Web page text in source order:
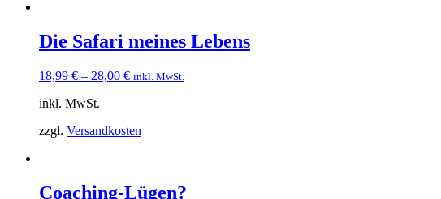
Die Safari meines Lebens
18,99 € – 28,00 € inkl. MwSt.
inkl. MwSt.
zzgl. Versandkosten
Coaching-Lügen?